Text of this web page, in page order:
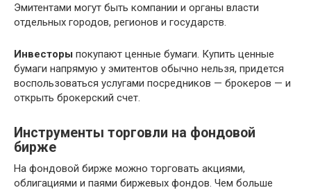
Эмитентами могут быть компании и органы власти
отдельных городов, регионов и государств.
Инвесторы покупают ценные бумаги. Купить ценные
бумаги напрямую у эмитентов обычно нельзя, придется
воспользоваться услугами посредников — брокеров — и
открыть брокерский счет.
Инструменты торговли на фондовой
бирже
На фондовой бирже можно торговать акциями,
облигациями и паями биржевых фондов. Чем больше